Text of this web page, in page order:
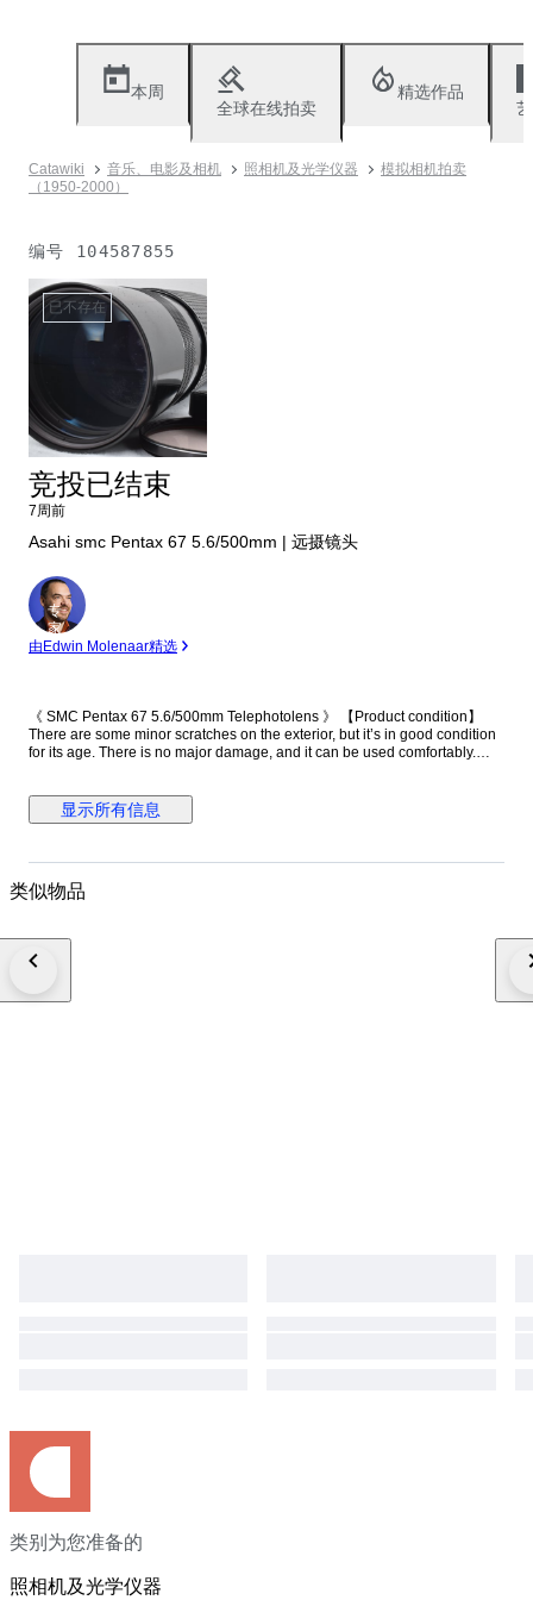
本周
全球在线拍卖
精选作品
Catawiki 音乐、电影及相机 照相机及光学仪器
模拟相机拍卖
（1950-2000）
编号 104587855
已不存在
竞投已结束
7周前
Asahi smc Pentax 67 5.6/500mm | 远摄镜头
专
家
由Edwin Molenaar精选
《 SMC Pentax 67 5.6/500mm Telephotolens 》 【Product condition】
There are some minor scratches on the exterior, but it’s in good condition
for its age. There is no major damage, and it can be used comfortably.
There is approximately 1.5 cm of fungus around the edge of the front
element, and fungus is present throughout the middle and rear elements.
local customs office may impose import duties and taxes. If your item is
refund. A video of the item’s condition and functionality is recorded prior to
显示所有信息
类似物品
类别为您准备的
照相机及光学仪器